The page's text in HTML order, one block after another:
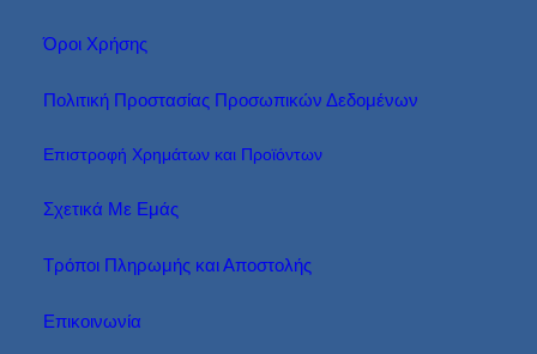
Όροι Χρήσης
Πολιτική Προστασίας Προσωπικών Δεδομένων
Επιστροφή Χρημάτων και Προϊόντων
Σχετικά Με Εμάς
Τρόποι Πληρωμής και Αποστολής
Επικοινωνία